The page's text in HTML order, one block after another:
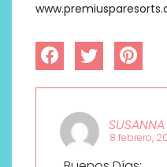
8 febrero,